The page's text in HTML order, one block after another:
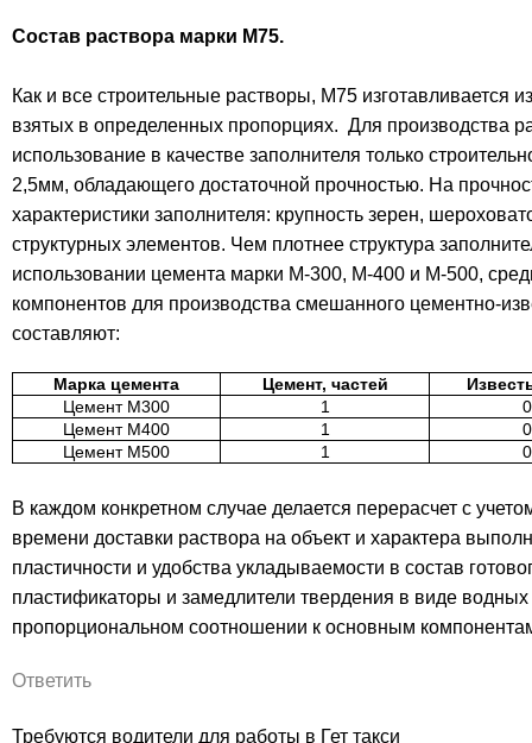
Состав раствора марки М75.
Как и все строительные растворы, М75 изготавливается
взятых в определенных пропорциях. Для производства
использование в качестве заполнителя только
2,5мм, обладающего достаточной прочностью. На
характеристики заполнителя: крупность зерен,
структурных элементов. Чем плотнее структура
использовании цемента марки М-300, М-400 и М-500,
компонентов для производства смешанного цементно-
составляют:
Марка цемента Цемент, частей
Цемент М300
1
Цемент М400
1
Цемент М500
1
В каждом конкретном случае делается перерасчет с
времени доставки раствора на объект и характера
пластичности и удобства укладываемости в состав
пластификаторы и замедлители твердения в виде
пропорциональном соотношении к основным
Ответить
Требуются водители для работы в Гет такси